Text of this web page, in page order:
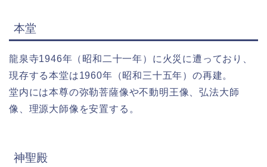
本堂
龍泉寺1946年（昭和二十一年）に火災に遭っており、
現存する本堂は1960年（昭和三十五年）の再建。
堂内には本尊の弥勒菩薩像や不動明王像、弘法大師
像、理源大師像を安置する。
神聖殿